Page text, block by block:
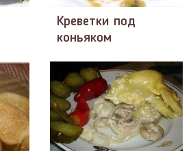
Креветки под
коньяком